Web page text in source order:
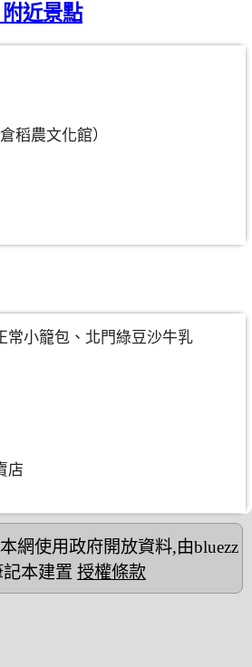
近景點
稻農文化館）
常小籠包、北門綠豆沙牛乳
店
網使用政府開放資料,由bluezz
本建置 授權條款